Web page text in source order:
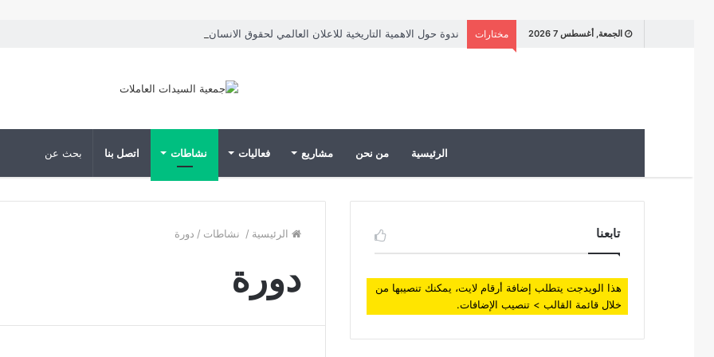
الجمعة, أغسطس 7 2026 مختارات ندوة حول الاهمية التاريخية للاعلان العالمي لحقوق الانسان
الرئيسية من نحن مشاريع فعاليات نشاطات اتصل بنا
الرئيسية / نشاطات / دورة
دورة
تابعنا
هذا الويدجت يتطلب إضافة أرقام لايت، يمكنك تنصيبها من
خلال قائمة القالب > تنصيب الإضافات.